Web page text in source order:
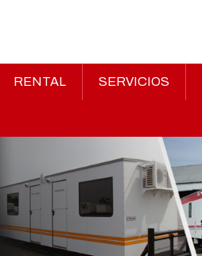
RENTAL SERVICIOS